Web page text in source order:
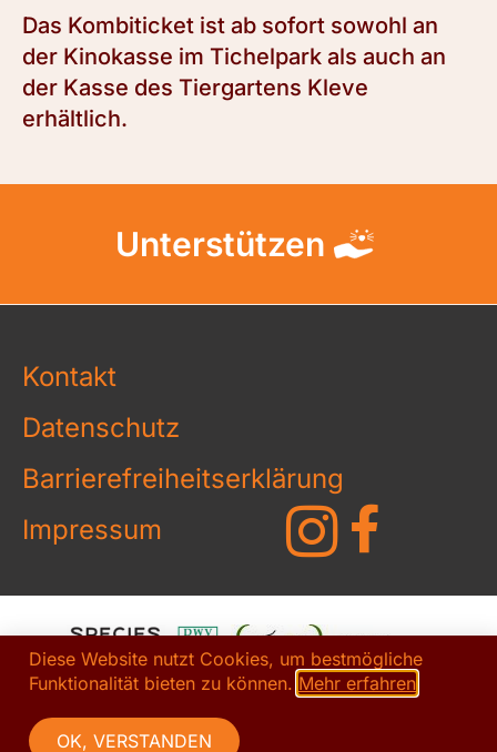
Das Kombiticket ist ab sofort sowohl an
der Kinokasse im Tichelpark als auch an
der Kasse des Tiergartens Kleve
erhältlich.
Unterstützen
Kontakt
Datenschutz
Barrierefreiheitserklärung
Impressum
Diese Website nutzt Cookies, um bestmögliche
Funktionalität bieten zu können. Mehr erfahren
OK, VERSTANDEN